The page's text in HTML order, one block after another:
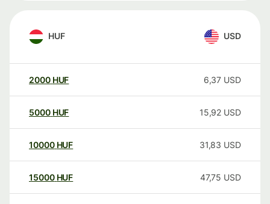
HUF USD
2000 HUF 6,37 USD
5000 HUF 15,92 USD
10000 HUF 31,83 USD
15000 HUF 47,75 USD